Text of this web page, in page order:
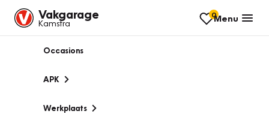
Vakgarage
Kamstra
0Menu
Occasions
APK
Werkplaats